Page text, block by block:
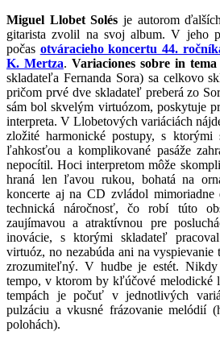
Miguel Llobet Solés je autorom
gitarista zvolil na svoj album. V jeho
počas otváracieho koncertu 44.
K. Mertza. Variaciones sobre in
skladateľa Fernanda Sora) sa celkovo
pričom prvé dve skladateľ preberá zo
sám bol skvelým virtuózom, poskytuje
interpreta. V Llobetových variáciách
zložité harmonické postupy, s ktorými
ľahkosťou a komplikované pasáže
nepocítil. Hoci interpretom môže
hraná len ľavou rukou, bohatá na
koncerte aj na CD zvládol
technická náročnosť, čo robí túto
zaujímavou a atraktívnou pre
inovácie, s ktorými skladateľ
virtuóz, no nezabúda ani na vyspievanie
zrozumiteľný. V hudbe je estét. Nikdy
tempo, v ktorom by kľúčové
tempách je počuť v jednotlivých
pulzáciu a vkusné frázovanie melódií
polohách).